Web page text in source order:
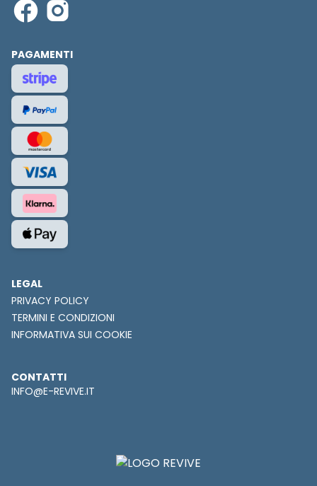
PAGAMENTI
LEGAL
PRIVACY POLICY
TERMINI E CONDIZIONI
INFORMATIVA SUI COOKIE
CONTATTI
INFO@E-REVIVE.IT